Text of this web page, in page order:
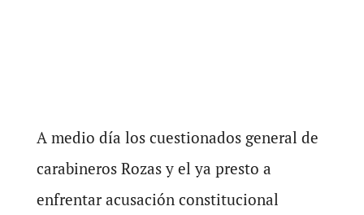
A medio día los cuestionados general de
carabineros Rozas y el ya presto a
enfrentar acusación constitucional